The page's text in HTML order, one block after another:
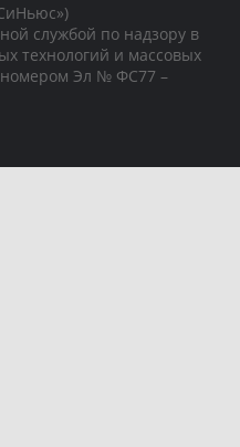
службой по надзору в
технологий и массовых
номером Эл № ФС77 –